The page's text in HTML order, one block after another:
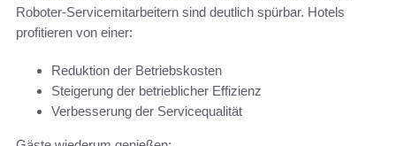
Roboter-Servicemitarbeitern sind deutlich spürbar. Hotels
profitieren von einer:
Reduktion der Betriebskosten
Steigerung der betrieblicher Effizienz
Verbesserung der Servicequalität